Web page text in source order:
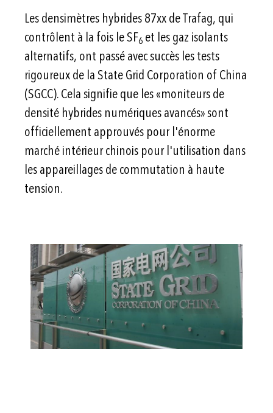
Les densimètres hybrides 87xx de Trafag, qui
contrôlent à la fois le SF6 et les gaz isolants
alternatifs, ont passé avec succès les tests
rigoureux de la State Grid Corporation of China
(SGCC). Cela signifie que les «moniteurs de
densité hybrides numériques avancés» sont
officiellement approuvés pour l'énorme
marché intérieur chinois pour l'utilisation dans
les appareillages de commutation à haute
tension.